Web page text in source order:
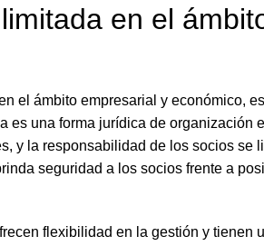
en el
el ámbito empresarial y económico,
una forma jurídica de organización
y la responsabilidad de los socios se
seguridad a los socios frente a
flexibilidad en la gestión y tienen